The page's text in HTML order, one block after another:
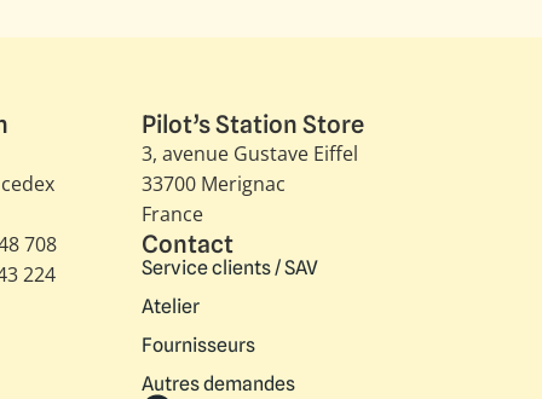
708
224
Pilot’s Station Store
3, avenue Gustave Eiffel​
33700 Merignac
France
Contact
Service clients / SAV
Atelier
Fournisseurs
Autres demandes